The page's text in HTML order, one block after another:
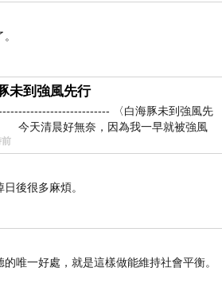
未到強風先行
〈白海豚未到強風先
天清晨好無奈，因為我一早就被強風
後很多麻煩。
唯一好處，就是這樣做能維持社會平衡。